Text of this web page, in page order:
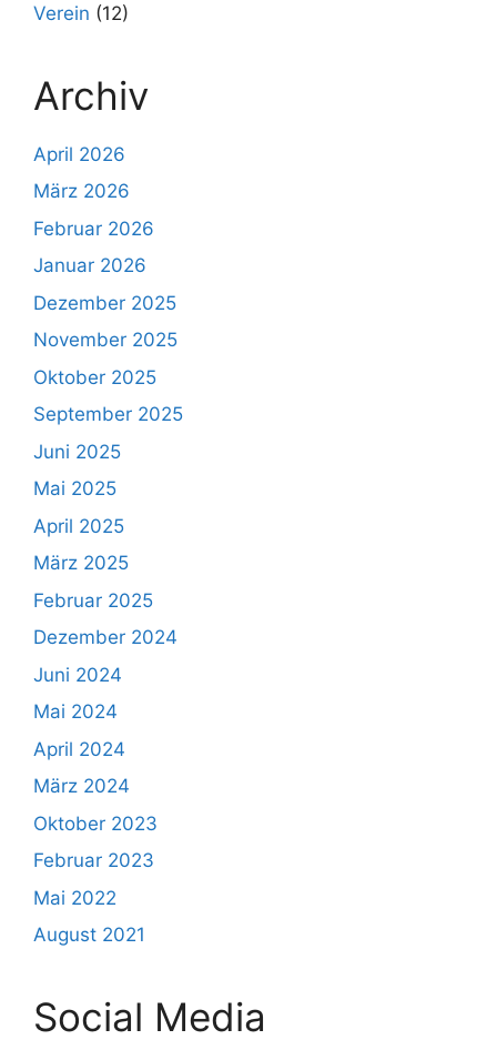
Verein (12)
Archiv
April 2026
März 2026
Februar 2026
Januar 2026
Dezember 2025
November 2025
Oktober 2025
September 2025
Juni 2025
Mai 2025
April 2025
März 2025
Februar 2025
Dezember 2024
Juni 2024
Mai 2024
April 2024
März 2024
Oktober 2023
Februar 2023
Mai 2022
August 2021
Social Media